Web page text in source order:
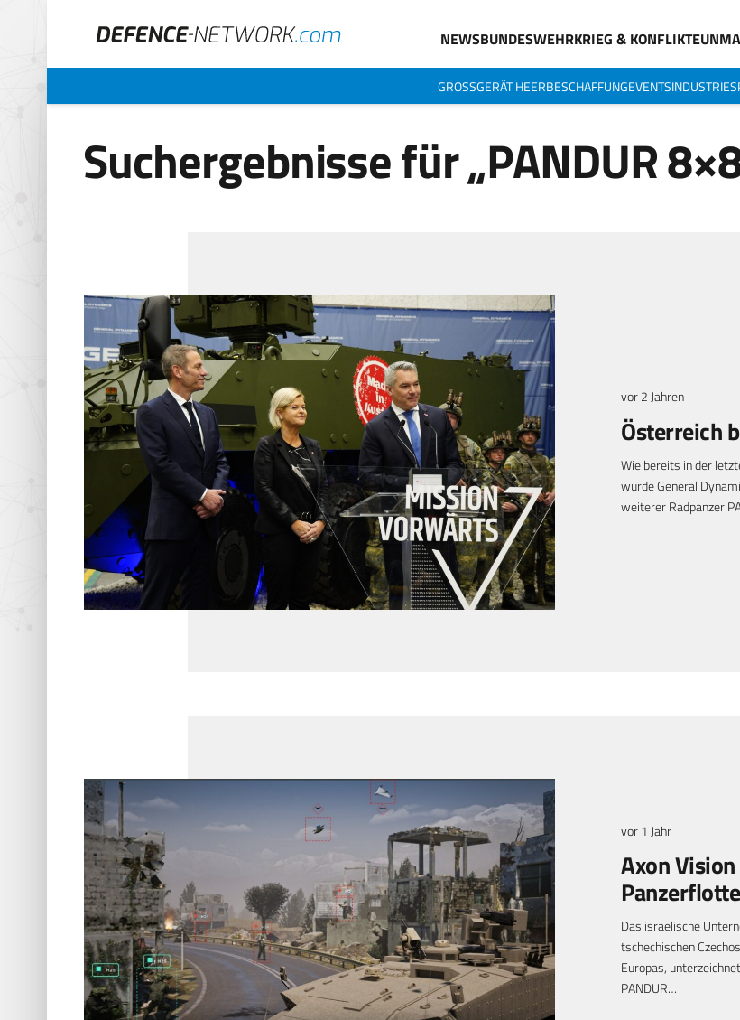
NEWSBUNDESWEHRKRIEG & KONFLIKTE
GROSSGERÄT HEERBESCHAFFUNGEVENTS
Suchergebnisse für „PANDUR
vor 2 Jahren
Österreich
Wie bereits in der
wurde General
weiterer Radpanzer
vor 1 Jahr
Axon
Das israelische
tschechischen
Europas,
PANDUR…